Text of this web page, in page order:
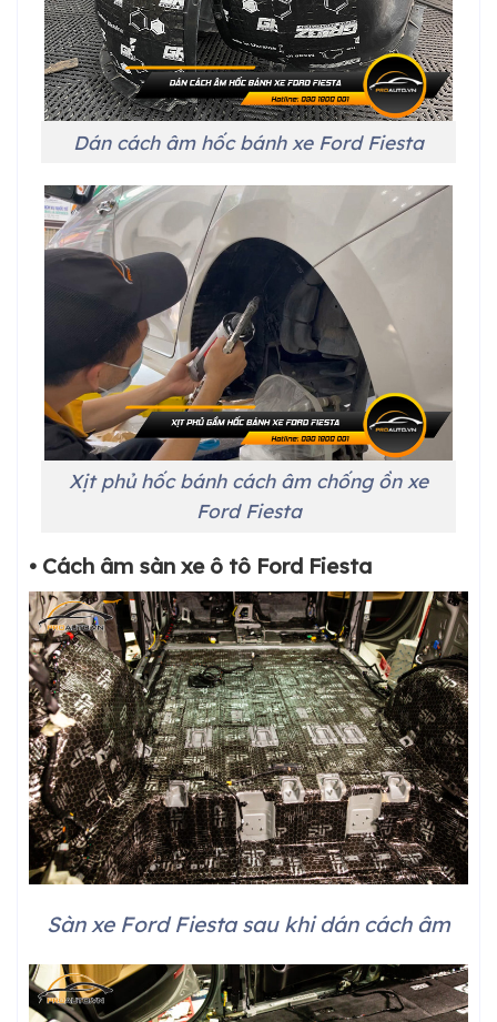
Dán cách âm hốc bánh xe Ford Fiesta
Xịt phủ hốc bánh cách âm chống ồn xe
Ford Fiesta
• Cách âm sàn xe ô tô Ford Fiesta
Sàn xe Ford Fiesta sau khi dán cách âm